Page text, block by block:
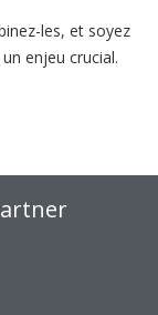
les, et soyez
enjeu crucial.